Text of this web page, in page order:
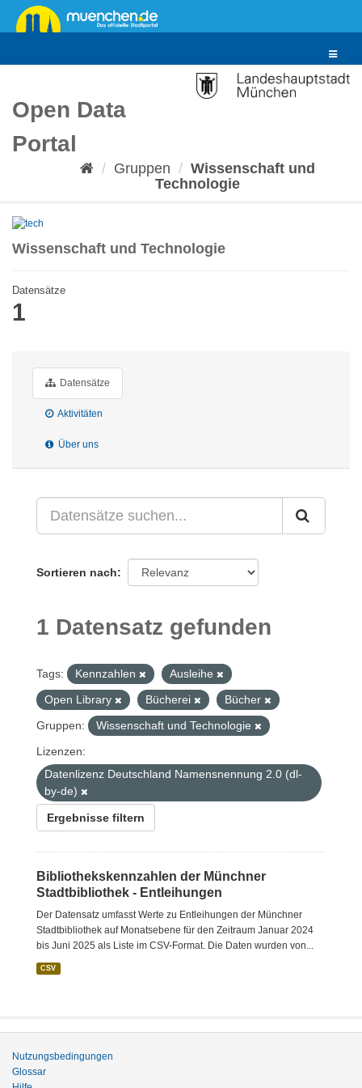
Überspringen
zum
Toggle
Open Data
Portal
Gruppen
Wissenschaft und
Technologie
Wissenschaft und Technologie
Datensätze
1
Datensätze
Aktivitäten
Über uns
Sortieren nach
1 Datensatz gefunden
Tags: Kennzahlen
Ausleihe
Open Library
Bücherei
Bücher
Gruppen:
Wissenschaft und Technologie
Lizenzen:
Datenlizenz Deutschland Namensnennung 2.0 (dl-
by-de)
Ergebnisse filtern
Bibliothekskennzahlen der Münchner
Stadtbibliothek - Entleihungen
Der Datensatz umfasst Werte zu Entleihungen der Münchner
Stadtbibliothek auf Monatsebene für den Zeitraum Januar 2024
bis Juni 2025 als Liste im CSV-Format. Die Daten wurden von...
CSV
Nutzungsbedingungen
Glossar